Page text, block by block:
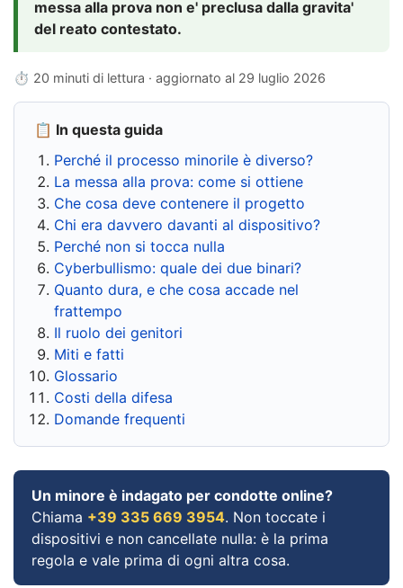
messa alla prova non e' preclusa dalla gravita'
del reato contestato.
⏱ 20 minuti di lettura · aggiornato al 29 luglio 2026
📋 In questa guida
Perché il processo minorile è diverso?
La messa alla prova: come si ottiene
Che cosa deve contenere il progetto
Chi era davvero davanti al dispositivo?
Perché non si tocca nulla
Cyberbullismo: quale dei due binari?
Quanto dura, e che cosa accade nel
frattempo
Il ruolo dei genitori
Miti e fatti
Glossario
Costi della difesa
Domande frequenti
Un minore è indagato per condotte online?
Chiama +39 335 669 3954. Non toccate i
dispositivi e non cancellate nulla: è la prima
regola e vale prima di ogni altra cosa.